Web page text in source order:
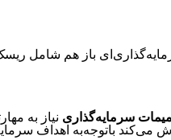
باز هم شامل
سرمایه‌گذاری نیاز به